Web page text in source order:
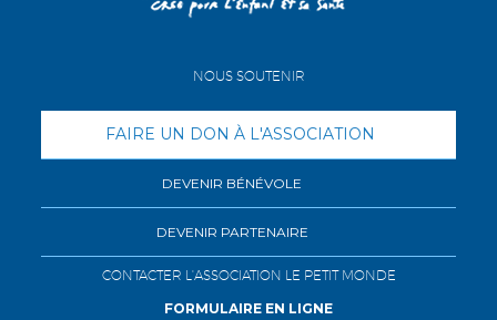
NOUS SOUTENIR
FAIRE UN DON À L'ASSOCIATION
DEVENIR BÉNÉVOLE
DEVENIR PARTENAIRE
CONTACTER L'ASSOCIATION LE PETIT MONDE
FORMULAIRE EN LIGNE